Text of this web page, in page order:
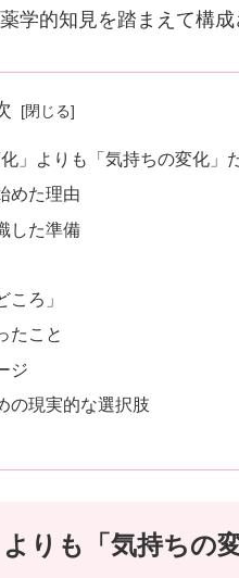
学的知見を踏まえて構成
」よりも「気持ちの変化」
めた理由
した準備
ろ」
たこと
ジ
の現実的な選択肢
りも「気持ちの